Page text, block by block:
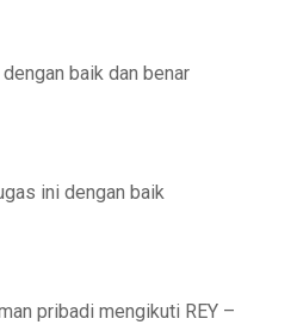
baik dan benar
ini dengan baik
pribadi mengikuti REY –